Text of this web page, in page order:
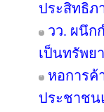
ประสิทธิภ
วว. ผนึก
เป็นทรัพย
หอการค้
ประชาชน